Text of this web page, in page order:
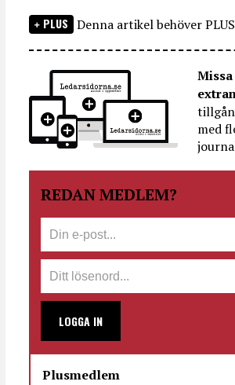
PLUS Denna artikel behöver PLUS
med
REDAN MEDLEM?
LOGGA IN
Plusmedlem